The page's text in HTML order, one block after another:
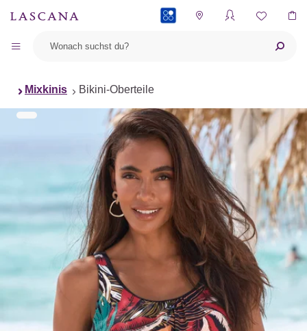
Mixkinis Bikini-Oberteile